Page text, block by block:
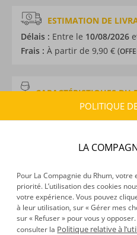
ESTIMATION DE
Délais : Entre le 10/08/2026
Frais : À partir de 9,90 € (
CARACTÉRISTIQUES DU
Rhum de
Provenance :Guatemala
Environnement de
Degré :40°
DÉCOUVERTE
POLITIQUE
LA
Pour La Compagnie du Rhum,
priorité. L’utilisation des cookies
votre expérience. Vous pouvez
à leur utilisation, sur « Gérer mes
sur « Refuser » pour vous y
consulter la Politique relative à